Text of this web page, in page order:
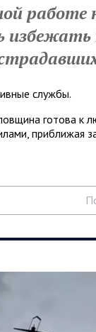
работе
избежать
службы.
готова к
приближая